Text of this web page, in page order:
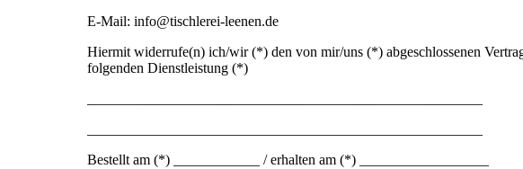
E-Mail: info@tischlerei-leenen.de
Hiermit widerrufe(n) ich/wir (*) den von mir/uns (*) abgeschlossenen
folgenden Dienstleistung (*)
Bestellt am (*) ____________ / erhalten am (*) __________________